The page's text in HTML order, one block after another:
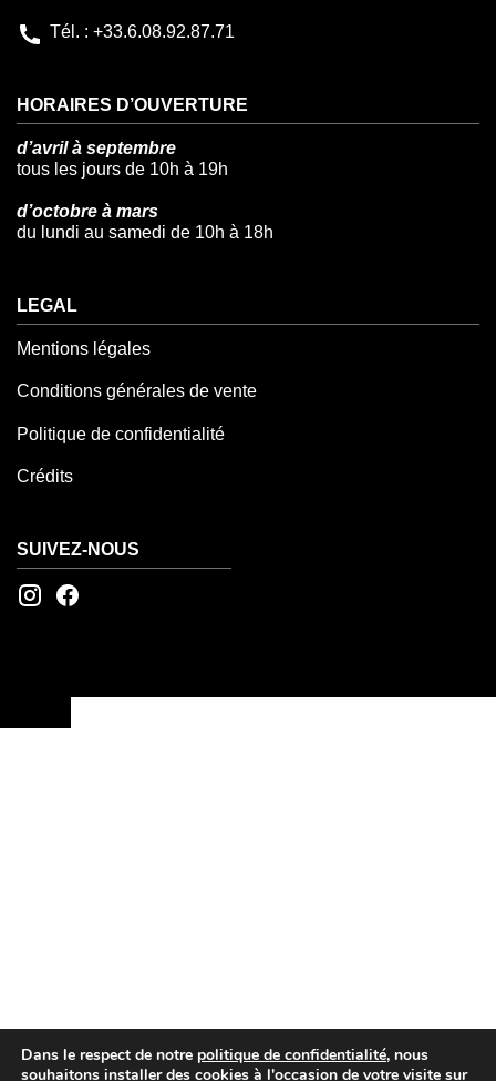
Tél. : +33.6.08.92.87.71
HORAIRES D’OUVERTURE
d’avril à septembre
tous les jours de 10h à 19h
d’octobre à mars
du lundi au samedi de 10h à 18h
LEGAL
Mentions légales
Conditions générales de vente
Politique de confidentialité
Crédits
SUIVEZ-NOUS
Dans le respect de notre politique de confidentialité, nous
souhaitons installer des cookies à l'occasion de votre visite sur